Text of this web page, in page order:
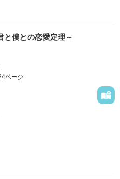
!
孤高の数字、完全数、回文素
たら」の歌の人数が合わない
のマジック、カレンダーの謎、
題を出します。
読む
と僕との恋愛定理～
ページ